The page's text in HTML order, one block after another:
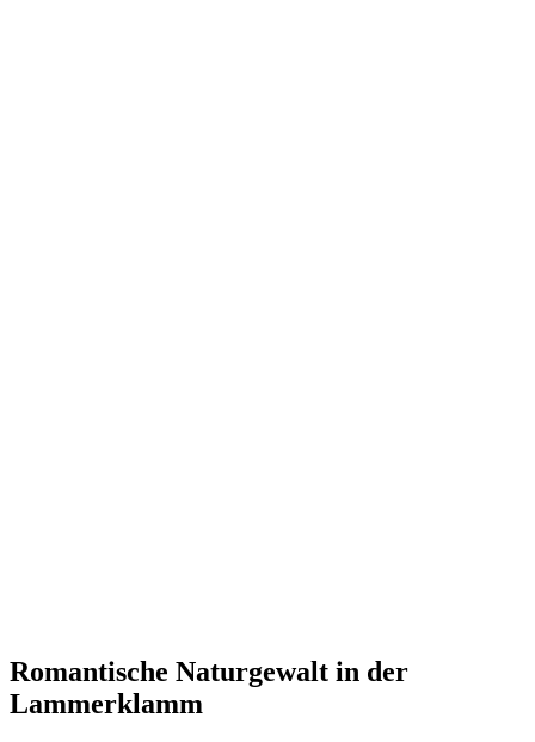
Romantische Naturgewalt in der
Lammerklamm